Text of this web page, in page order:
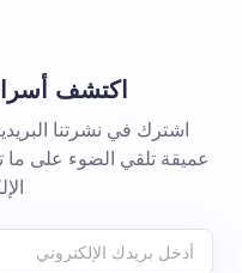
اكتشف
اشترك في نشرتنا
عميقة تلقي الضوء على ما